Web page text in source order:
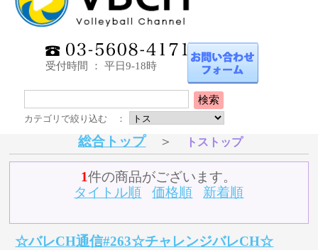
受付時間 ： 平日9-18時
検索
カテゴリで絞り込む ：
総合トップ＞ トストップ
1件の商品がございます。
タイトル順
価格順 新着順
☆バレCH通信#263☆チャレンジバレCH☆